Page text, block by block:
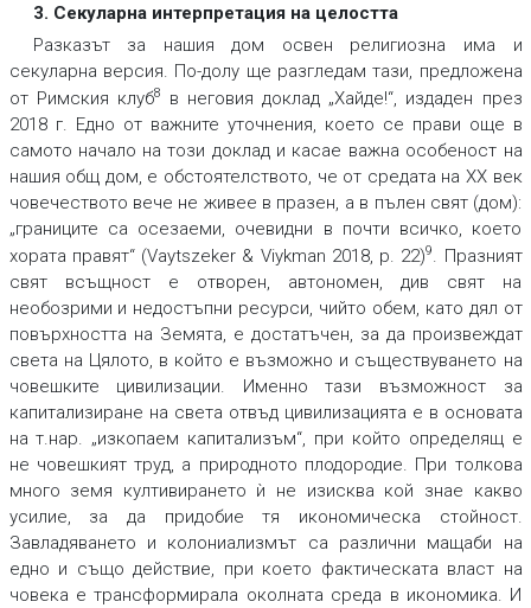
3. Секуларна интерпретация на целостта
Разказът за нашия дом освен религиозна има и
секуларна версия. По-долу ще разгледам тази, предложена
от Римския клуб8
в неговия доклад „Хайде!“, издаден през
2018 г. Едно от важните уточнения, което се прави още в
самото начало на този доклад и касае важна особеност на
нашия общ дом, е обстоятелството, че от средата на ХХ век
човечеството вече не живее в празен, а в пълен свят (дом):
„границите са осезаеми, очевидни в почти всичко, което
хората правят“ (Vaytszeker & Viykman 2018, p. 22)9
. Празният
свят всъщност е отворен, автономен, див свят на
необозрими и недостъпни ресурси, чийто обем, като дял от
повърхността на Земята, е достатъчен, за да произвеждат
света на Цялото, в който е възможно и съществуването на
човешките цивилизации. Именно тази възможност за
капитализиране на света отвъд цивилизацията е в основата
на т.нар. „изкопаем капитализъм“, при който определящ е
не човешкият труд, а природното плодородие. При толкова
много земя култивирането ѝ не изисква кой знае какво
усилие, за да придобие тя икономическа стойност.
Завладяването и колониализмът са различни мащаби на
едно и също действие, при което фактическата власт на
човека е трансформирала околната среда в икономика. И